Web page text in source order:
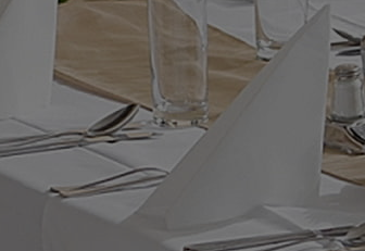
4,30 zł
Cena regularna:
Najniższa cena:
DO KOSZYKA